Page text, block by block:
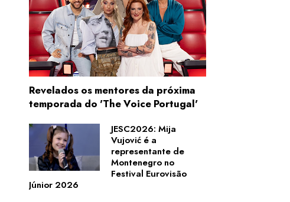
Revelados os mentores da próxima
temporada do 'The Voice Portugal'
JESC2026: Mija
Vujović é a
representante de
Montenegro no
Festival Eurovisão
Júnior 2026